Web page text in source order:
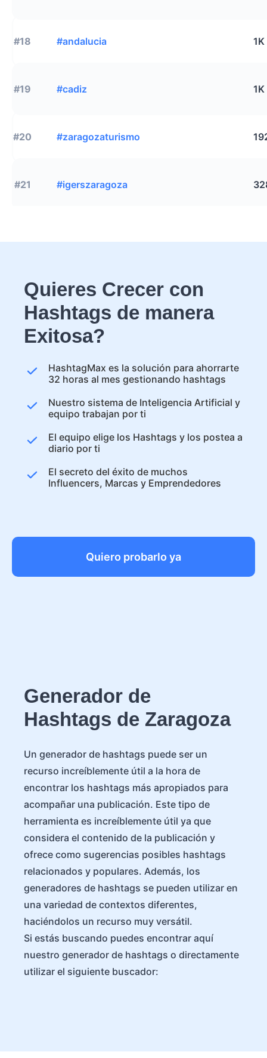
#18 #andalucia 1K
#19 #cadiz 1K
#20 #zaragozaturismo
#21 #igerszaragoza
Quieres Crecer con
Hashtags de manera
Exitosa?
HashtagMax es la solución para ahorrarte
32 horas al mes gestionando hashtags
Nuestro sistema de Inteligencia Artificial y
equipo trabajan por ti
El equipo elige los Hashtags y los postea a
diario por ti
El secreto del éxito de muchos
Influencers, Marcas y Emprendedores
Quiero probarlo ya
Generador de
Hashtags de Zaragoza
Un generador de hashtags puede ser un
recurso increíblemente útil a la hora de
encontrar los hashtags más apropiados para
acompañar una publicación. Este tipo de
herramienta es increíblemente útil ya que
considera el contenido de la publicación y
ofrece como sugerencias posibles hashtags
relacionados y populares. Además, los
generadores de hashtags se pueden utilizar en
una variedad de contextos diferentes,
haciéndolos un recurso muy versátil.
Si estás buscando puedes encontrar aquí
nuestro generador de hashtags o directamente
utilizar el siguiente buscador: